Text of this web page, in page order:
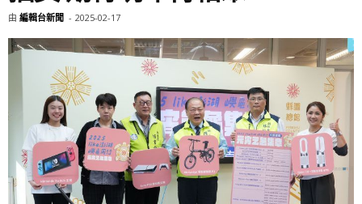
由 編輯台新聞 - 2025-02-17